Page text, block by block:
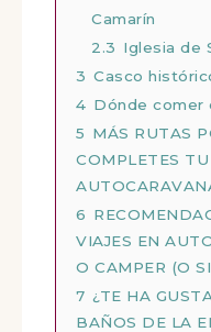
Camarín
2.3 Iglesia de
3 Casco
4 Dónde comer
5 MÁS RUTAS
COMPLETES
6
VIAJES EN
O CAMPER (O
7 ¿TE HA
BAÑOS DE LA